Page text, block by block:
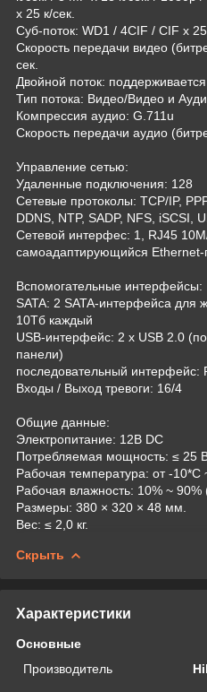
х 25 к/сек.
Суб-поток: WD1 / 4CIF / CIF х 25
Скорость передачи видео
сек.
Двойной поток: поддерживается
Тип потока: Видео/Видео и
Компрессия аудио: G.711u
Скорость передачи аудио
Управление сетью:
Удаленные подключения: 128
Сетевые протоколы: TCP/IP,
DDNS, NTP, SADP, NFS, iSCSI,
Сетевой интерфес: 1, RJ45
самоадаптирующийся Ethernet-
Вспомогательные интерфейсы:
SATA: 2 SATA-интерфейса для
10Тб каждый
USB-интерфейс: 2 х USB 2.0
панели)
последовательный интерфейс:
Входы / Выход тревоги: 16/4
Общие данные:
Электропитание: 12В DC
Потребляемая мощность: ≤ 25
Рабочая температура: от -10*C
Рабочая влажность: 10% ~ 90%
Размеры: 380 × 320 × 48 мм.
Вес: ≤ 2,0 кг.
Скрыть
Характеристики
Основные
Производитель